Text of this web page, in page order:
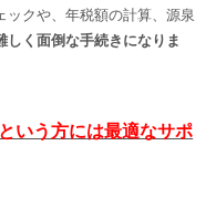
ックや、年税額の計算、源泉
しく面倒な手続きになりま
いう方には最適なサポ